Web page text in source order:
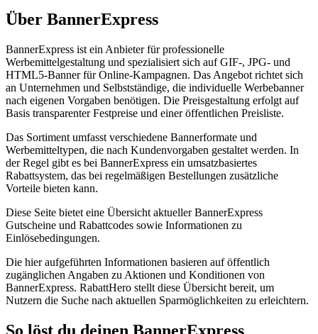
Über BannerExpress
BannerExpress ist ein Anbieter für professionelle
Werbemittelgestaltung und spezialisiert sich auf GIF-, JPG- und
HTML5-Banner für Online-Kampagnen. Das Angebot richtet sich
an Unternehmen und Selbstständige, die individuelle Werbebanner
nach eigenen Vorgaben benötigen. Die Preisgestaltung erfolgt auf
Basis transparenter Festpreise und einer öffentlichen Preisliste.
Das Sortiment umfasst verschiedene Bannerformate und
Werbemitteltypen, die nach Kundenvorgaben gestaltet werden. In
der Regel gibt es bei BannerExpress ein umsatzbasiertes
Rabattsystem, das bei regelmäßigen Bestellungen zusätzliche
Vorteile bieten kann.
Diese Seite bietet eine Übersicht aktueller BannerExpress
Gutscheine und Rabattcodes sowie Informationen zu
Einlösebedingungen.
Die hier aufgeführten Informationen basieren auf öffentlich
zugänglichen Angaben zu Aktionen und Konditionen von
BannerExpress. RabattHero stellt diese Übersicht bereit, um
Nutzern die Suche nach aktuellen Sparmöglichkeiten zu erleichtern.
So löst du deinen BannerExpress